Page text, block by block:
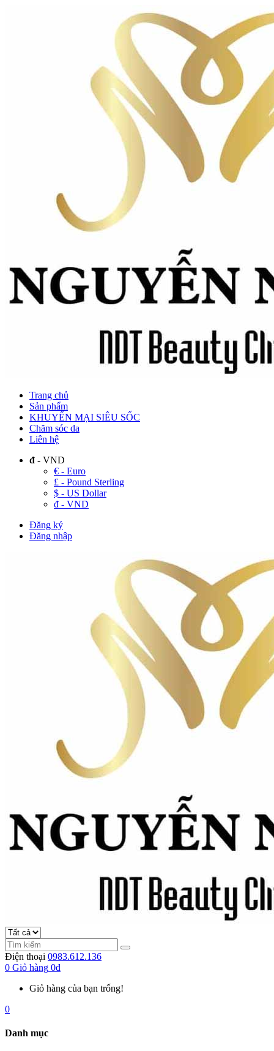
Trang chủ
Sản phẩm
KHUYẾN MẠI SIÊU SỐC
Chăm sóc da
Liên hệ
đ - VND
€ - Euro
£ - Pound Sterling
$ - US Dollar
đ - VND
Đăng ký
Đăng nhập
Điện thoại 0983.612.136
0 Giỏ hàng 0đ
Giỏ hàng của bạn trống!
0
Danh mục